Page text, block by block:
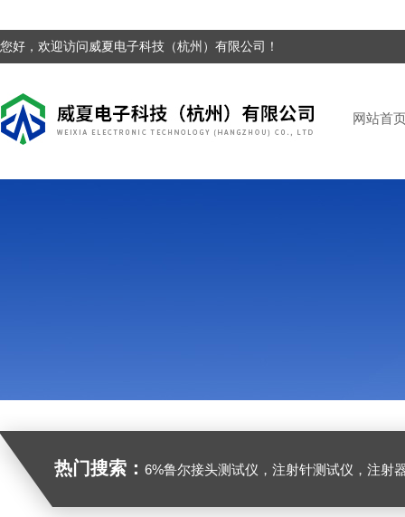
您好，欢迎访问威夏电子科技（杭州）有限公司！
网站首
热门搜索： 6%鲁尔接头测试仪，注射针测试仪，注射器测试仪，缝合针测试仪，缝合线测试仪，导管测